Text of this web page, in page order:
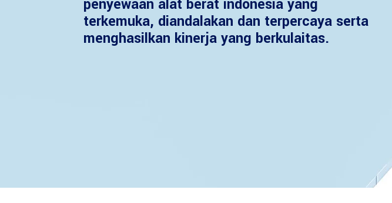
penyewaan alat berat indonesia yang
terkemuka, diandalakan dan terpercaya serta
menghasilkan kinerja yang berkulaitas.